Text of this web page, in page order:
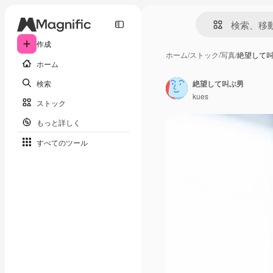
作成
ホーム
検索
ストック
もっと詳しく
すべてのツール
ホーム/ストック/写真/絶望して
絶望して叫ぶ男
kues